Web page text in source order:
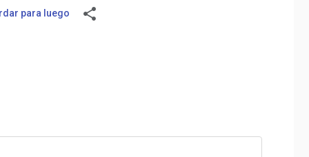
para luego share